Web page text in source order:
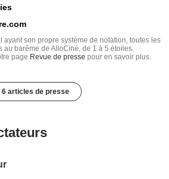
son propre système de notation, toutes les
au barême de AlloCiné, de 1 à 5 étoiles.
page Revue de presse pour en savoir plus.
6 articles de presse